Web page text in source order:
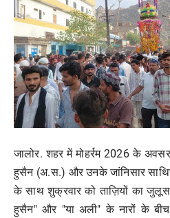
खेल
व्यापार
सामाजिक गतिविधि
अपराध
जालोर. शहर में मोहर्रम 2026 के
हुसैन (अ.स.) और उनके जांनिसार
के साथ शुक्रवार को ताज़ियों का जुलूस
हुसैन" और "या अली" के नारों के